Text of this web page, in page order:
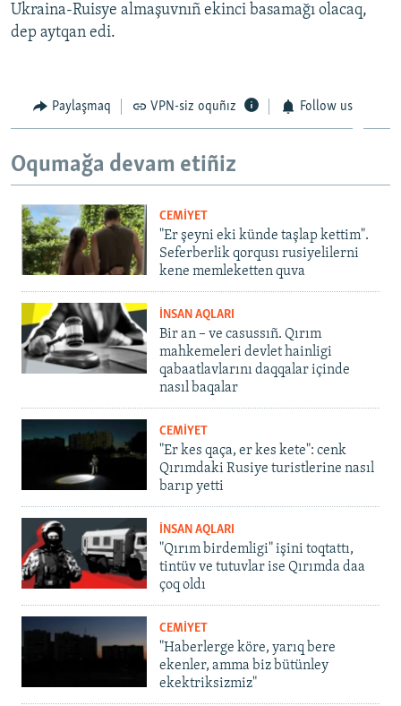
Ukraina-Ruisye almaşuvnıñ ekinci basamağı olacaq,
dep aytqan edi.
Paylaşmaq VPN-siz oquñız Follow us
Oqumağa devam etiñiz
CEMİYET
"Er şeyni eki künde taşlap kettim".
Seferberlik qorqusı rusiyelilerni
kene memleketten quva
İNSAN AQLARI
Bir an – ve casussıñ. Qırım
mahkemeleri devlet hainligi
qabaatlavlarını daqqalar içinde
nasıl baqalar
CEMİYET
"Er kes qaça, er kes kete": cenk
Qırımdaki Rusiye turistlerine nasıl
barıp yetti
İNSAN AQLARI
"Qırım birdemligi" işini toqtattı,
tintüv ve tutuvlar ise Qırımda daa
çoq oldı
CEMİYET
"Haberlerge köre, yarıq bere
ekenler, amma biz bütünley
ekektriksizmiz"